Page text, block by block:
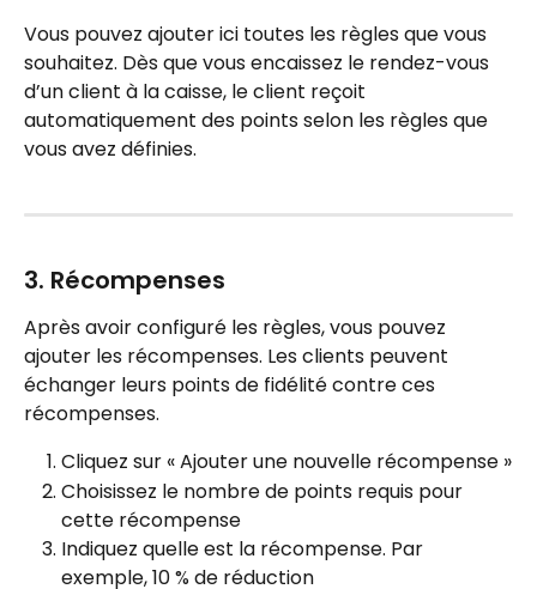
Vous pouvez ajouter ici toutes les règles que vous
souhaitez. Dès que vous encaissez le rendez-vous
d’un client à la caisse, le client reçoit
automatiquement des points selon les règles que
vous avez définies.
3. Récompenses
Après avoir configuré les règles, vous pouvez
ajouter les récompenses. Les clients peuvent
échanger leurs points de fidélité contre ces
récompenses.
Cliquez sur « Ajouter une nouvelle récompense »
Choisissez le nombre de points requis pour
cette récompense
Indiquez quelle est la récompense. Par
exemple, 10 % de réduction